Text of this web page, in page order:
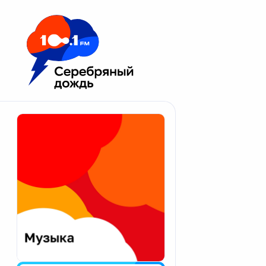
Москва 100.1 FM
Апатиты
Екатеринбург
Калининград
Калуга